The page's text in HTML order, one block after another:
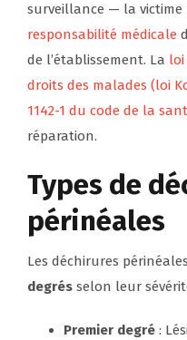
surveillance — la victime
responsabilité médicale
de l’établissement. La loi
droits des malades (loi
1142-1 du code de la
réparation.
Types de
périnéales
Les déchirures
degrés selon leur
Premier degré :